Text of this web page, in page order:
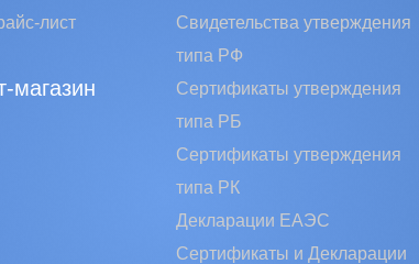
лист
магазин
Свидетельства утверждения
типа РФ
Сертификаты утверждения
типа РБ
Сертификаты утверждения
типа РК
Декларации ЕАЭС
Сертификаты и Декларации